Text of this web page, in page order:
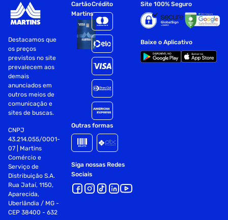
Destacamos que
os preços
previstos no site
prevalecem aos
demais
anunciados em
outros meios de
comunicação e
sites de buscas.
CNPJ
43.214.055/0001-
07 | Martins
Comércio e
Serviço de
Distribuição S.A.
Rua Jataí, 1150,
Aparecida,
Uberlândia / MG -
CEP 38400 - 632
Cartão
Martins
Crédito
Outras formas
Siga nossas Redes
Sociais
Site 100% Seguro
Baixe o Aplicativo